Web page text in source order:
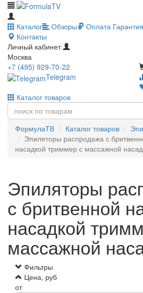
Каталог Обзоры Оплата Гарантия
Контакты
Личный кабинет
Москва
+7 (495) 929-70-22
Telegram
Каталог товаров
ФормулаТВ Каталог товаров
Эпиляторы распродажа с
насадкой триммер с массажной
Эпиляторы
с бритвенной
насадкой
массажной
Фильтры
Цена, руб
от